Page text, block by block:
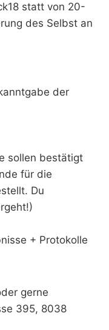
statt von 20-
des Selbst an
der
sollen bestätigt
für die
Du
+ Protokolle
gerne
395, 8038